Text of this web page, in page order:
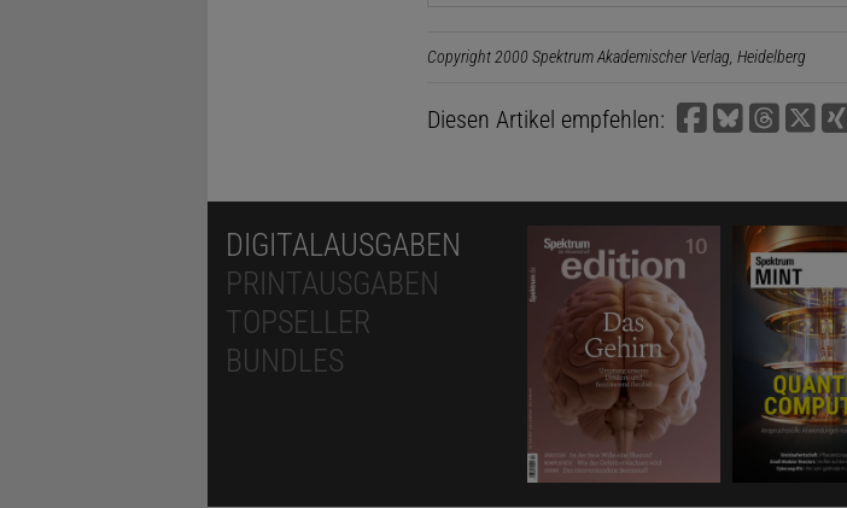
Copyright 2000 Spektrum Akademischer Verlag, Heidelberg
Diesen Artikel empfehlen:
DIGITALAUSGABEN
PRINTAUSGABEN
TOPSELLER
BUNDLES